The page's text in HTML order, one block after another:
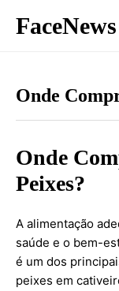
FaceNews
Onde
Onde
Peixes?
A alimentação
saúde e o bem-
é um dos
peixes em